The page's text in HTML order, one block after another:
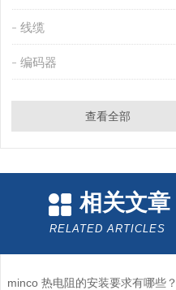
线缆
编码器
查看全部
相关文章
RELATED ARTICLES
minco 热电阻的安装要求有哪些？